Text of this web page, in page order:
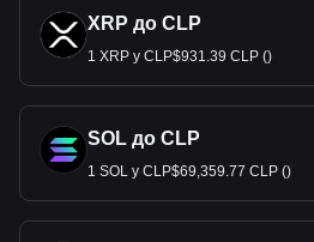
XRP до CLP
1 XRP у CLP$931.39 CLP ()
SOL до CLP
1 SOL у CLP$69,359.77 CLP ()